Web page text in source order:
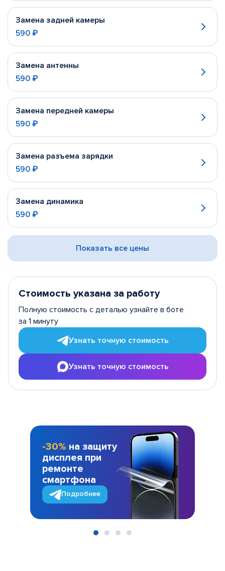
Замена задней камеры
590 ₽
Замена антенны
590 ₽
Замена передней камеры
590 ₽
Замена разъема зарядки
590 ₽
Замена динамика
590 ₽
Показать все цены
Стоимость указана за работу
Полную стоимость с деталью узнайте в боте
за 1 минуту
Узнать точную стоимость
Узнать точную стоимость
-30% на защиту
дисплея при
ремонте
смартфона
Подробнее